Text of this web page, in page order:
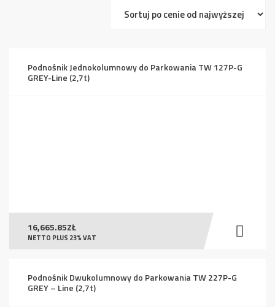
ceny:
niskiej
Podnośnik Jednokolumnowy do Parkowania TW 127P-G
GREY-Line (2,7t)
16,665.85ZŁ
NETTO PLUS 23% VAT
Podnośnik Dwukolumnowy do Parkowania TW 227P-G
GREY – Line (2,7t)